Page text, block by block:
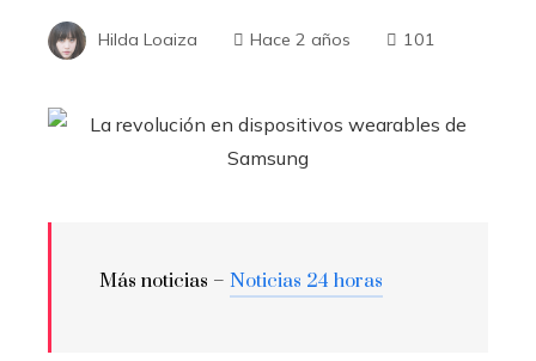
Hilda Loaiza Hace 2 años 101
Más noticias – Noticias 24 horas